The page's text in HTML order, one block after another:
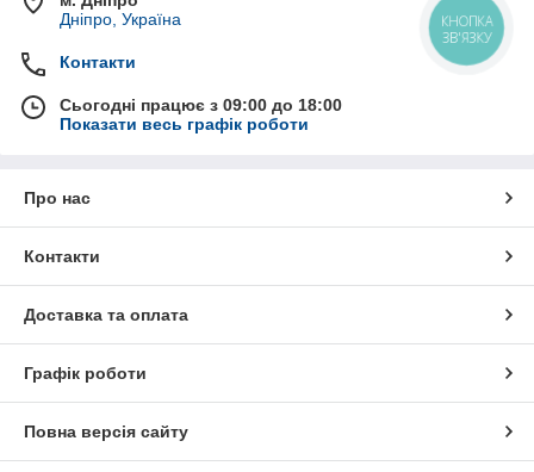
Дніпро, Україна
Контакти
Сьогодні працює з 09:00 до 18:00
Показати весь графік роботи
Про нас
Контакти
Доставка та оплата
Графік роботи
Повна версія сайту
КНОПКА
ЗВ'ЯЗКУ